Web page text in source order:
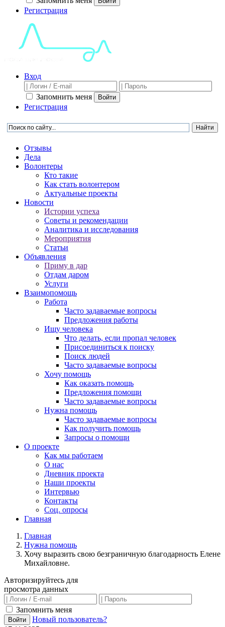
Регистрация
Вход
Запомнить меня Войти
Регистрация
Отзывы
Дела
Волонтеры
Кто такие
Как стать волонтером
Актуальные проекты
Новости
Истории успеха
Советы и рекомендации
Аналитика и исследования
Мероприятия
Статьи
Объявления
Приму в дар
Отдам даром
Услуги
Взаимопомощь
Работа
Часто задаваемые вопросы
Предложения работы
Ищу человека
Что делать, если пропал человек
Присоединиться к поиску
Поиск людей
Часто задаваемые вопросы
Хочу помощь
Как оказать помощь
Предложения помощи
Часто задаваемые вопросы
Нужна помощь
Часто задаваемые вопросы
Как получить помощь
Запросы о помощи
О проекте
Как мы работаем
О нас
Дневник проекта
Наши проекты
Интервью
Контакты
Соц. опросы
Главная
Главная
Нужна помощь
Хочу выразить свою безграничную благодарность Елене
Михайловне.
Авторизируйтесь для
просмотра данных
Запомнить меня
Войти
Новый пользователь?